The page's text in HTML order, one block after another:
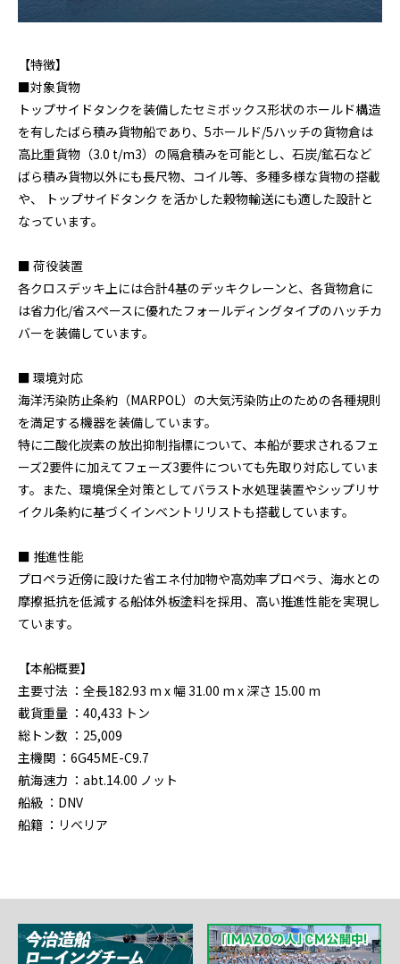
【特徴】
■対象貨物
トップサイドタンクを装備したセミボックス形状のホールド構造
を有したばら積み貨物船であり、5ホールド/5ハッチの貨物倉は
高比重貨物（3.0 t/m3）の隔倉積みを可能とし、石炭/鉱石など
ばら積み貨物以外にも長尺物、コイル等、多種多様な貨物の搭載
や、 トップサイドタンク を活かした穀物輸送にも適した設計と
なっています。
■ 荷役装置
各クロスデッキ上には合計4基のデッキクレーンと、各貨物倉に
は省力化/省スペースに優れたフォールディングタイプのハッチカ
バーを装備しています。
■ 環境対応
海洋汚染防止条約（MARPOL）の大気汚染防止のための各種規則
を満足する機器を装備しています。
特に二酸化炭素の放出抑制指標について、本船が要求されるフェ
ーズ2要件に加えてフェーズ3要件についても先取り対応していま
す。また、環境保全対策としてバラスト水処理装置やシップリサ
イクル条約に基づくインベントリリストも搭載しています。
■ 推進性能
プロペラ近傍に設けた省エネ付加物や高効率プロペラ、海水との
摩擦抵抗を低減する船体外板塗料を採用、高い推進性能を実現し
ています。
【本船概要】
主要寸法 ：全長182.93 m x 幅 31.00 m x 深さ 15.00 m
載貨重量 ：40,433 トン
総トン数 ：25,009
主機関 ：6G45ME-C9.7
航海速力 ：abt.14.00 ノット
船級 ：DNV
船籍 ：リベリア